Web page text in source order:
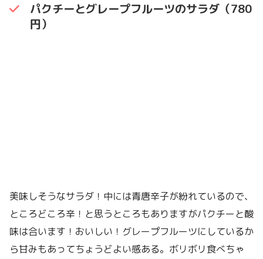
パクチーとグレープフルーツのサラダ（780
円）
美味しそうなサラダ！中には青唐辛子が紛れているので、
ところどころ辛！と思うところもありますがパクチーと酸
味は合います！おいしい！グレープフルーツにしているか
ら甘みもあってちょうどよい感ある。ボリボリ食べちゃ